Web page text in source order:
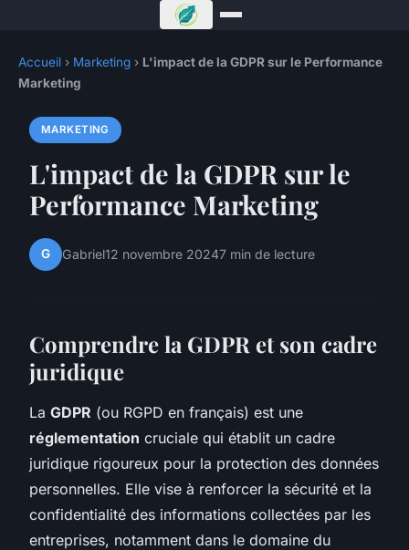
Accueil › Marketing › L'impact de la GDPR sur le Performance
Marketing
MARKETING
L'impact de la GDPR sur le
Performance Marketing
G Gabriel12 novembre 20247 min de lecture
Comprendre la GDPR et son cadre
juridique
La GDPR (ou RGPD en français) est une
réglementation cruciale qui établit un cadre
juridique rigoureux pour la protection des données
personnelles. Elle vise à renforcer la sécurité et la
confidentialité des informations collectées par les
entreprises, notamment dans le domaine du